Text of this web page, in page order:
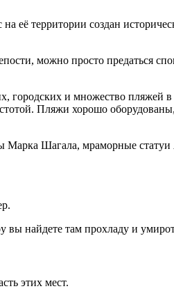
её территории создан
можно просто предаться
городских и множество пляжей в
Пляжи хорошо
Марка Шагала, мраморные
вы найдете там прохладу и
этих мест.